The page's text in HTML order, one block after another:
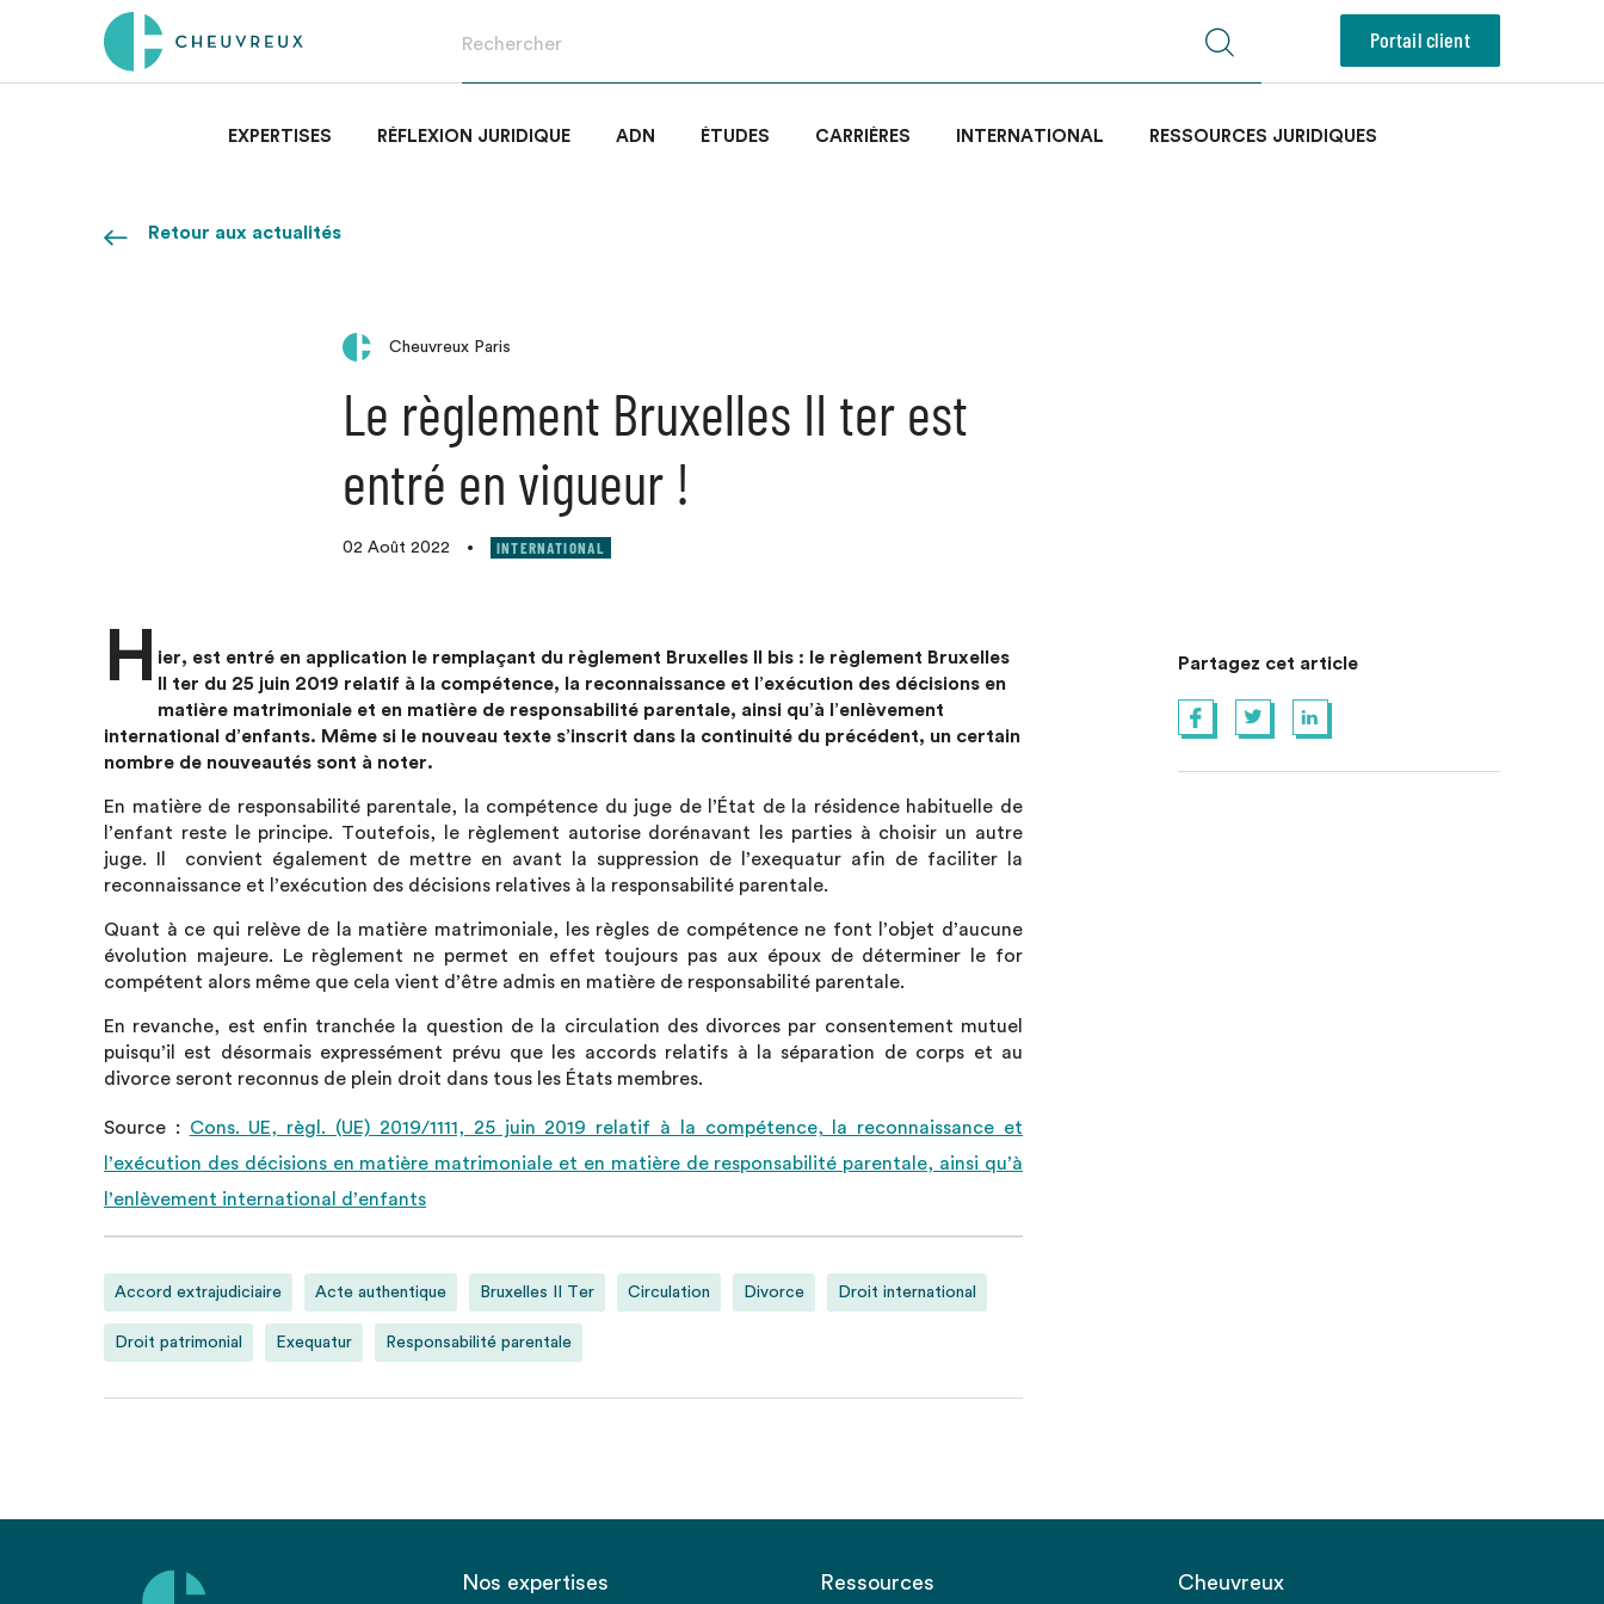
Portail client
EXPERTISES RÉFLEXION JURIDIQUE ADN ÉTUDES CARRIÈRES INTERNATIONAL RESSOURCES JURIDIQUES
Retour aux actualités
Cheuvreux Paris
Le règlement Bruxelles II ter est
entré en vigueur !
02 Août 2022 • INTERNATIONAL
H
ier, est entré en application le remplaçant du règlement Bruxelles II bis : le règlement Bruxelles
II ter du 25 juin 2019 relatif à la compétence, la reconnaissance et l’exécution des décisions en
matière matrimoniale et en matière de responsabilité parentale, ainsi qu’à l’enlèvement
international d’enfants. Même si le nouveau texte s’inscrit dans la continuité du précédent, un certain
nombre de nouveautés sont à noter.
En matière de responsabilité parentale, la compétence du juge de l’État de la résidence habituelle de
l’enfant reste le principe. Toutefois, le règlement autorise dorénavant les parties à choisir un autre
juge. Il convient également de mettre en avant la suppression de l’exequatur afin de faciliter la
reconnaissance et l’exécution des décisions relatives à la responsabilité parentale.
Quant à ce qui relève de la matière matrimoniale, les règles de compétence ne font l’objet d’aucune
évolution majeure. Le règlement ne permet en effet toujours pas aux époux de déterminer le for
compétent alors même que cela vient d’être admis en matière de responsabilité parentale.
En revanche, est enfin tranchée la question de la circulation des divorces par consentement mutuel
puisqu’il est désormais expressément prévu que les accords relatifs à la séparation de corps et au
divorce seront reconnus de plein droit dans tous les États membres.
Source : Cons. UE, règl. (UE) 2019/1111, 25 juin 2019 relatif à la compétence, la reconnaissance et
l’exécution des décisions en matière matrimoniale et en matière de responsabilité parentale, ainsi qu’à
l’enlèvement international d’enfants
Accord extrajudiciaire Acte authentique Bruxelles II Ter Circulation Divorce Droit international
Droit patrimonial Exequatur Responsabilité parentale
Partagez cet article
Nos expertises Ressources Cheuvreux